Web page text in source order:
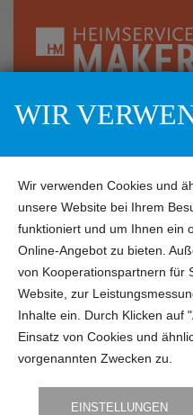
WIR
Wir verwenden Cookies und
unsere Website bei Ihrem
funktioniert und um Ihnen ein
Online-Angebot zu bieten.
von Kooperationspartnern für
Website, zur
Inhalte ein. Durch Klicken auf
Einsatz von Cookies und
vorgenannten Zwecken zu.
EINSTELLUNGEN